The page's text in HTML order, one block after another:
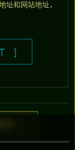
址和网站地址，